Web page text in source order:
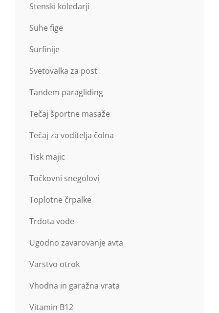
Stenski koledarji
Suhe fige
Surfinije
Svetovalka za post
Tandem paragliding
Tečaj športne masaže
Tečaj za voditelja čolna
Tisk majic
Točkovni snegolovi
Toplotne črpalke
Trdota vode
Ugodno zavarovanje avta
Varstvo otrok
Vhodna in garažna vrata
Vitamin B12